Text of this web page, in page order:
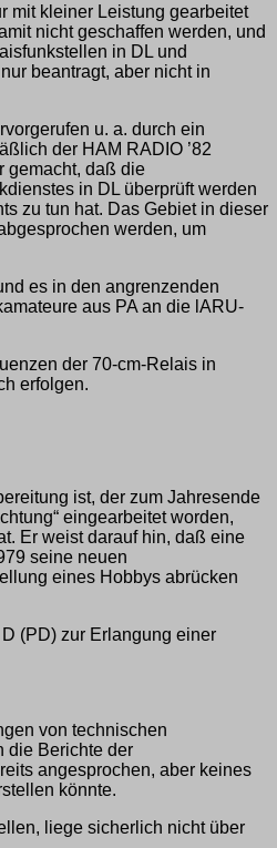
mit kleiner Leistung gearbeitet
nicht geschaffen werden, und
in DL und
beantragt, aber nicht in
u. a. durch ein
der HAM RADIO ’82
gemacht, daß die
in DL überprüft werden
zu tun hat. Das Gebiet in dieser
werden, um
es in den angrenzenden
aus PA an die lARU-
der 70-cm-Relais in
erfolgen.
ist, der zum Jahresende
eingearbeitet worden,
Er weist darauf hin, daß eine
seine neuen
eines Hobbys abrücken
(PD) zur Erlangung einer
von technischen
die Berichte der
angesprochen, aber keines
könnte.
liege sicherlich nicht über